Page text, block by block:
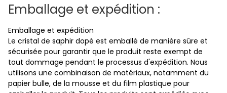
Emballage et expédition :
Emballage et expédition
Le cristal de saphir dopé est emballé de manière sûre et
sécurisée pour garantir que le produit reste exempt de
tout dommage pendant le processus d'expédition. Nous
utilisons une combinaison de matériaux, notamment du
papier bulle, de la mousse et du film plastique pour